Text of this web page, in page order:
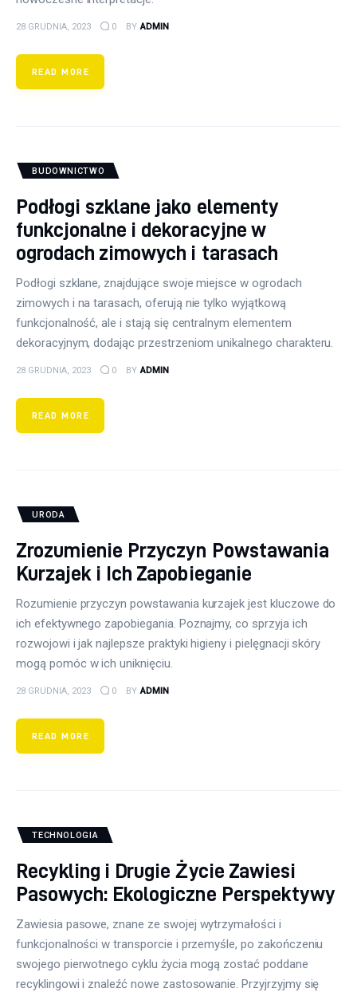
28 GRUDNIA, 2023 0 BY ADMIN
READ MORE
BUDOWNICTWO
Podłogi szklane jako elementy
funkcjonalne i dekoracyjne w
ogrodach zimowych i tarasach
Podłogi szklane, znajdujące swoje miejsce w ogrodach
zimowych i na tarasach, oferują nie tylko wyjątkową
funkcjonalność, ale i stają się centralnym elementem
dekoracyjnym, dodając przestrzeniom unikalnego charakteru.
28 GRUDNIA, 2023 0 BY ADMIN
READ MORE
URODA
Zrozumienie Przyczyn Powstawania
Kurzajek i Ich Zapobieganie
Rozumienie przyczyn powstawania kurzajek jest kluczowe do
ich efektywnego zapobiegania. Poznajmy, co sprzyja ich
rozwojowi i jak najlepsze praktyki higieny i pielęgnacji skóry
mogą pomóc w ich uniknięciu.
28 GRUDNIA, 2023 0 BY ADMIN
READ MORE
TECHNOLOGIA
Recykling i Drugie Życie Zawiesi
Pasowych: Ekologiczne Perspektywy
Zawiesia pasowe, znane ze swojej wytrzymałości i
funkcjonalności w transporcie i przemyśle, po zakończeniu
swojego pierwotnego cyklu życia mogą zostać poddane
recyklingowi i znaleźć nowe zastosowanie. Przyjrzyjmy się